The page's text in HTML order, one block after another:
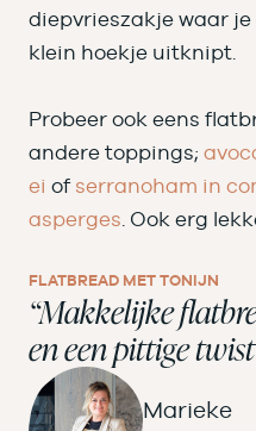
diepvrieszakje waar
klein hoekje uitknipt.
Probeer ook eens
andere toppings;
ei of serranoham in
asperges . Ook erg
FLATBREAD MET TONIJN
“Makkelijke
en een pittige
Marieke